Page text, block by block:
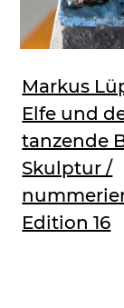
Markus
Elfe und
tanzende
Skulptur /
Edition 16